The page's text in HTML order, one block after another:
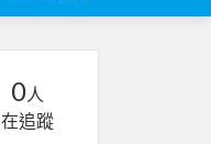
0人
在追蹤